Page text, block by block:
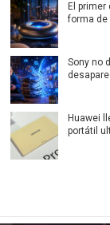
El
forma de
Sony no
Huawei
portátil